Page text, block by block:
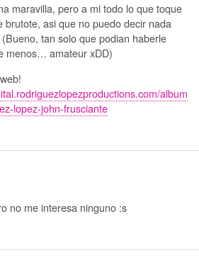
maravilla, pero a mi todo lo que toque
brutote, asi que no puedo decir nada
tan solo que podian haberle
menos… amateur xDD)
album
lopez-john-frusciante
no me interesa ninguno :s